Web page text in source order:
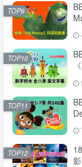
TOP9
TOP10
TOP11
TOP12